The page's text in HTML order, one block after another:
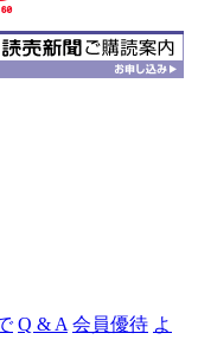
Q & A 会員優待 よ